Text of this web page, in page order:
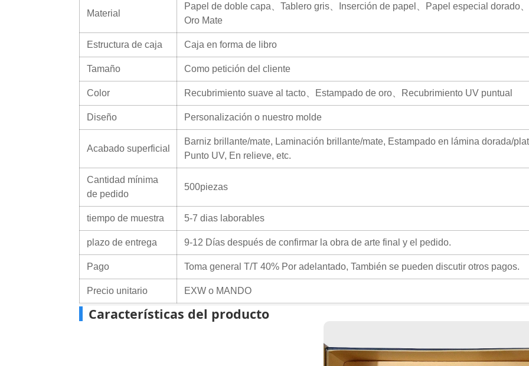
Material
Papel de doble capa、Tablero gris、Inserción de papel、Papel especial dorado
Oro Mate
Estructura de caja Caja en forma de libro
Tamaño Como petición del cliente
Color Recubrimiento suave al tacto、Estampado de oro、Recubrimiento UV puntual
Diseño Personalización o nuestro molde
Acabado superficial
Barniz brillante/mate, Laminación brillante/mate, Estampado en lámina dorada/
Punto UV, En relieve, etc.
Cantidad mínima
de pedido
500piezas
tiempo de muestra 5-7 dias laborables
plazo de entrega 9-12 Días después de confirmar la obra de arte final y el pedido.
Pago Toma general T/T 40% Por adelantado, También se pueden discutir otros pagos.
Precio unitario EXW o MANDO
Características del producto